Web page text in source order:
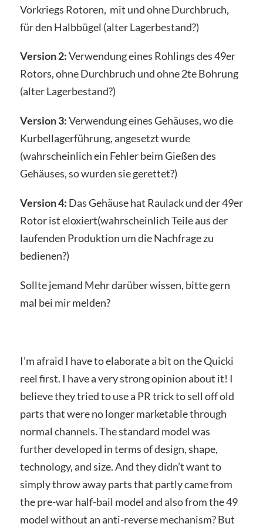
Vorkriegs Rotoren, mit und ohne Durchbruch,
für den Halbbügel (alter Lagerbestand?)
Version 2:Verwendung eines Rohlings des 49er
Rotors, ohne Durchbruch und ohne 2te Bohrung
(alter Lagerbestand?)
Version 3:Verwendung eines Gehäuses, wo die
Kurbellagerführung, angesetzt wurde
(wahrscheinlich ein Fehler beim Gießen des
Gehäuses, so wurden sie gerettet?)
Version 4: Das Gehäuse hat Raulack und der 49er
Rotor ist eloxiert(wahrscheinlich Teile aus der
laufenden Produktion um die Nachfrage zu
bedienen?)
Sollte jemand Mehr darüber wissen, bitte gern
mal bei mir melden?
I’m afraid I have to elaborate a bit on the Quicki
reel first. I have a very strong opinion about it! I
believe they tried to use a PR trick to sell off old
parts that were no longer marketable through
normal channels. The standard model was
further developed in terms of design, shape,
technology, and size. And they didn’t want to
simply throw away parts that partly came from
the pre-war half-bail model and also from the 49
model without an anti-reverse mechanism? But